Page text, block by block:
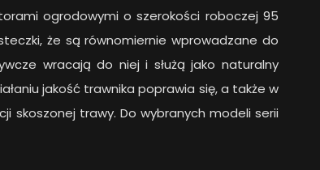
ogrodowymi o szerokości roboczej 95
że są równomiernie wprowadzane do
wracają do niej i służą jako naturalny
jakość trawnika poprawia się, a także w
skoszonej trawy. Do wybranych modeli serii